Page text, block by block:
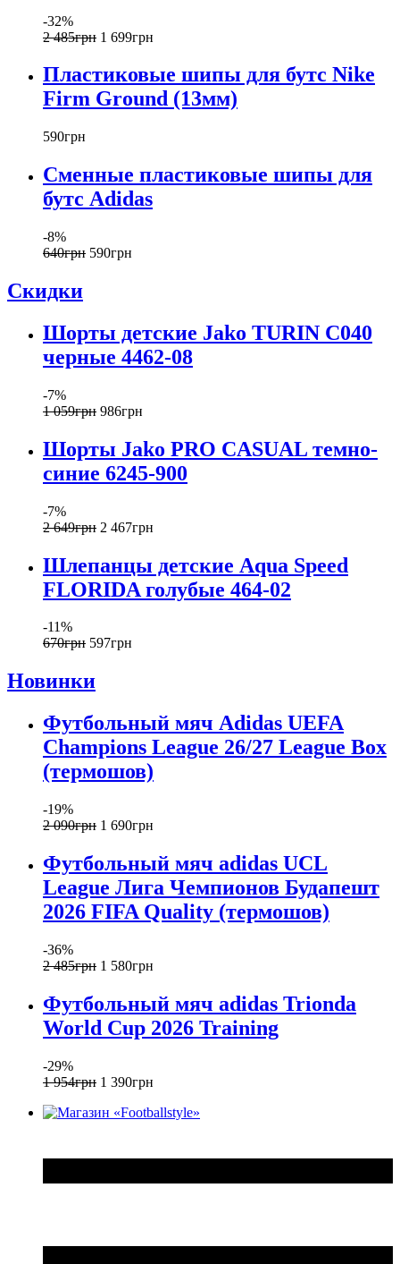
-32%
2 485грн 1 699грн
Пластиковые шипы для бутс Nike
Firm Ground (13мм)
590грн
Сменные пластиковые шипы для
бутс Adidas
-8%
640грн 590грн
Скидки
Шорты детские Jako TURIN C040
черные 4462-08
-7%
1 059грн 986грн
Шорты Jako PRO CASUAL темно-
синие 6245-900
-7%
2 649грн 2 467грн
Шлепанцы детские Aqua Speed
FLORIDA голубые 464-02
-11%
670грн 597грн
Новинки
Футбольный мяч Adidas UEFA
Champions League 26/27 League Box
(термошов)
-19%
2 090грн 1 690грн
Футбольный мяч adidas UCL
League Лига Чемпионов Будапешт
2026 FIFA Quality (термошов)
-36%
2 485грн 1 580грн
Футбольный мяч adidas Trionda
World Cup 2026 Training
-29%
1 954грн 1 390грн